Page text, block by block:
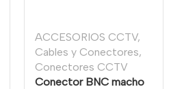
ACCESORIOS CCTV,
Cables y Conectores,
Conectores CCTV
Conector BNC macho